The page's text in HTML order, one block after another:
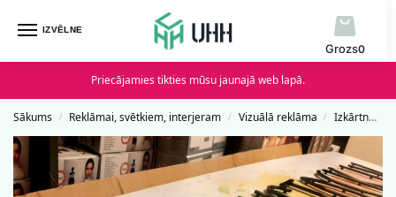
IZVĒLNE
0
Priecājamies tikties mūsu jaunajā web lapā.
Sākums / Reklāmai, svētkiem, interjeram / Vizuālā reklāma / Izkārtnes, plāksnītes